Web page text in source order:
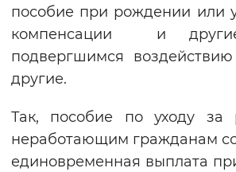
пособие при рождении или
компенсации и
подвергшимся
другие.
Так, пособие по уходу за
неработающим гражданам
единовременная выплата